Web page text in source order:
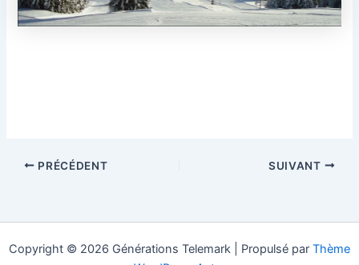
PRÉCÉDENT SUIVANT
Copyright © 2026 Générations Telemark | Propulsé par Thème